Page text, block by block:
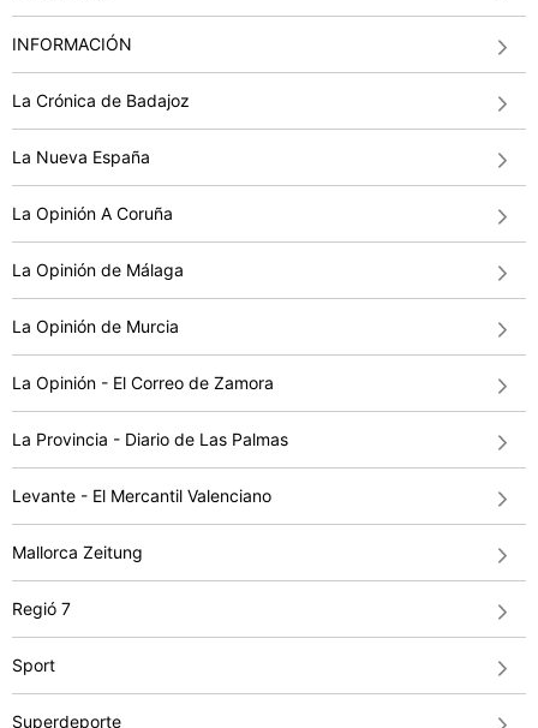
INFORMACIÓN
La Crónica de Badajoz
La Nueva España
La Opinión A Coruña
La Opinión de Málaga
La Opinión de Murcia
La Opinión - El Correo de Zamora
La Provincia - Diario de Las Palmas
Levante - El Mercantil Valenciano
Mallorca Zeitung
Regió 7
Sport
Superdeporte